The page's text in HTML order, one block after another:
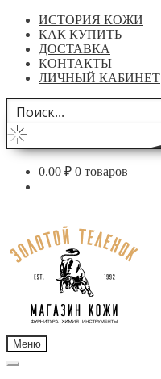
ИСТОРИЯ КОЖИ
КАК КУПИТЬ
ДОСТАВКА
КОНТАКТЫ
ЛИЧНЫЙ КАБИНЕТ
0.00 ₽ 0 товаров
навигации
содержимому
Меню